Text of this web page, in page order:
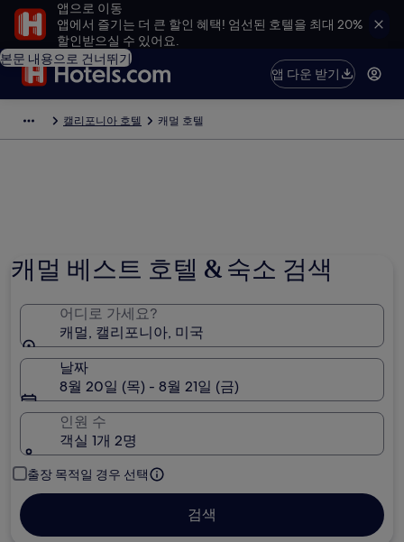
앱으로 이동
앱에서 즐기는 더 큰 할인 혜택! 엄선된 호텔을 최대 20%
할인받으실 수 있어요.
본문 내용으로 건너뛰기
앱 다운 받기
캘리포니아 호텔 캐멀 호텔
캐멀 베스트 호텔 & 숙소 검색
어디로 가세요?
캐멀, 캘리포니아, 미국
날짜
8월 20일 (목) - 8월 21일 (금)
인원 수
객실 1개 2명
출장 목적일 경우 선택
검색